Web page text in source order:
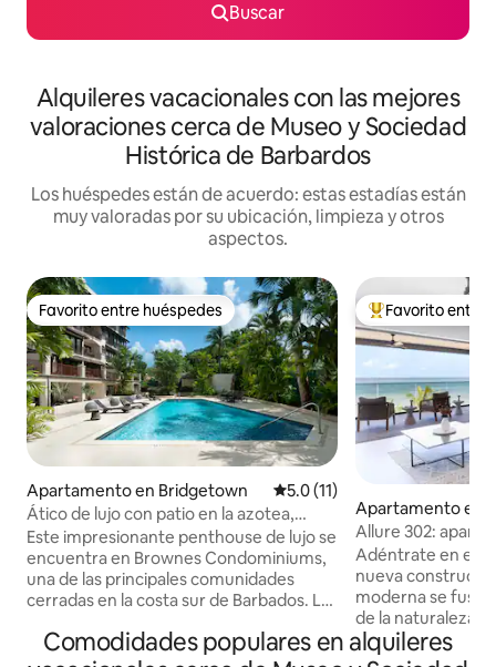
Buscar
Alquileres vacacionales con las mejores
valoraciones cerca de Museo y Sociedad
Histórica de Barbardos
Los huéspedes están de acuerdo: estas estadías están
muy valoradas por su ubicación, limpieza y otros
aspectos.
Favorito entre huéspedes
Favorito entre huéspedes
Apartamento en Bridgetown Calificación promedio: 5.0 de
5.0 (11)
Ático de lujo con patio en la azotea,
piscina comunitaria y gimnasio
Este impresionante penthouse de lujo se
encuentra en Brownes Condominiums,
una de las principales comunidades
cerradas en la costa sur de Barbados. La
baños con sala de medios/espacio de
Favorito entre
Favorito entre
Apartamento en
Allure 302:
dormitorios frente
Adéntrate en
nueva
moderna se
de la naturaleza.
apartamento de
baños frente a la
Comodidades populares en alquileres